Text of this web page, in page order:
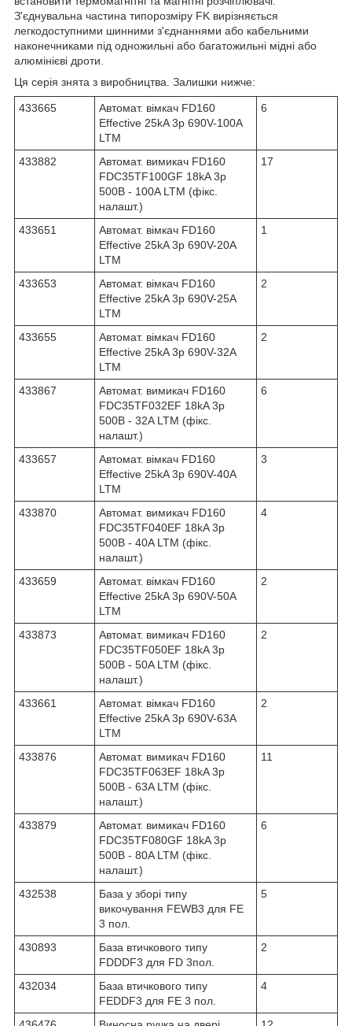
З'єднувальна частина типорозміру FK вирізняється
легкодоступними шинними з'єднаннями або кабельними
наконечниками під одножильні або багатожильні мідні або
алюмінієві дроти.
Ця серія знята з виробництва. Залишки нижче:
433665
Автомат. вімкач FD160
Effective 25kA 3p 690V-100A
LTM
6
433882
Автомат. вимикач FD160
FDC35TF100GF 18kA 3p
500В - 100A LTM (фікс.
налашт.)
17
433651
Автомат. вімкач FD160
Effective 25kA 3p 690V-20A
LTM
1
433653
Автомат. вімкач FD160
Effective 25kA 3p 690V-25A
LTM
2
433655
Автомат. вімкач FD160
Effective 25kA 3p 690V-32A
LTM
2
433867
Автомат. вимикач FD160
FDC35TF032EF 18kA 3p
500В - 32A LTM (фікс.
налашт.)
6
433657
Автомат. вімкач FD160
Effective 25kA 3p 690V-40A
LTM
3
433870
Автомат. вимикач FD160
FDC35TF040EF 18kA 3p
500В - 40A LTM (фікс.
налашт.)
4
433659
Автомат. вімкач FD160
Effective 25kA 3p 690V-50A
LTM
2
433873
Автомат. вимикач FD160
FDC35TF050EF 18kA 3p
500В - 50A LTM (фікс.
налашт.)
2
433661
Автомат. вімкач FD160
Effective 25kA 3p 690V-63A
LTM
2
433876
Автомат. вимикач FD160
FDC35TF063EF 18kA 3p
500В - 63A LTM (фікс.
налашт.)
11
433879
Автомат. вимикач FD160
FDC35TF080GF 18kA 3p
500В - 80A LTM (фікс.
налашт.)
6
432538
База у зборі типу
викочування FEWB3 для FE
3 пол.
5
430893
База втичкового типу
FDDDF3 для FD 3пол.
2
432034
База втичкового типу
FEDDF3 для FE 3 пол.
4